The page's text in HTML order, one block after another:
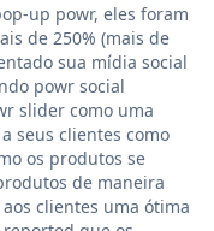
up powr, eles foram
de 250% (mais de
sua mídia social
powr social
slider como uma
seus clientes como
os produtos se
de maneira
clientes uma ótima